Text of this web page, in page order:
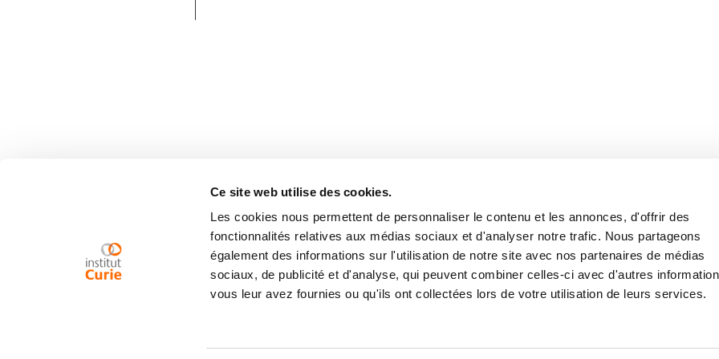
Ce site web utilise des cookies.
Les cookies nous permettent de personnaliser le contenu et les annonces, d'offrir des
fonctionnalités relatives aux médias sociaux et d'analyser notre trafic. Nous partageons
également des informations sur l'utilisation de notre site avec nos partenaires de médias
sociaux, de publicité et d'analyse, qui peuvent combiner celles-ci avec d'autres
vous leur avez fournies ou qu'ils ont collectées lors de votre utilisation de leurs services.
Mentions légales